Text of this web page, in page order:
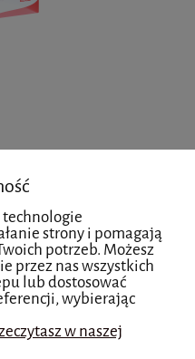
x 7,5 100szt (20x5) czerwone
strony i pomagają
potrzeb. Możesz
przez nas wszystkich
lub dostosować
wybierając
w naszej